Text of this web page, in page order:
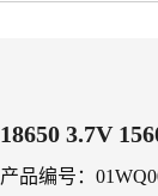
18650 3.7V
产品编号：